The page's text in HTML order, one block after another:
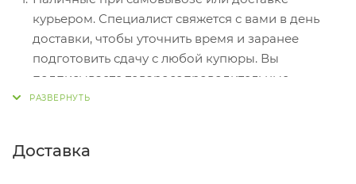
курьером. Специалист свяжется с вами в день
доставки, чтобы уточнить время и заранее
подготовить сдачу с любой купюры. Вы
подписываете товаросопроводительные
документы, вносите денежные средства,
Доставка